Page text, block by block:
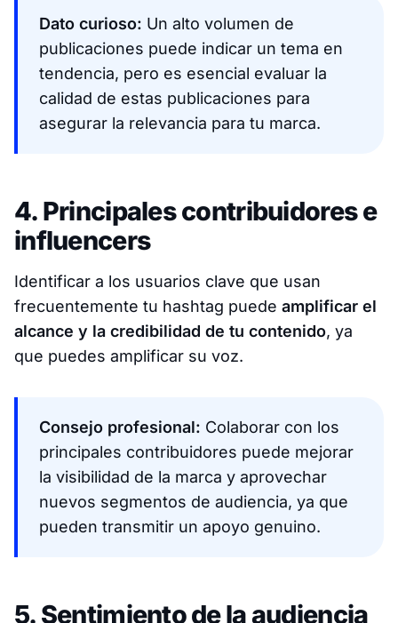
Dato curioso: Un alto volumen de
publicaciones puede indicar un tema en
tendencia, pero es esencial evaluar la
calidad de estas publicaciones para
asegurar la relevancia para tu marca.​
4. Principales contribuidores e
influencers
Identificar a los usuarios clave que usan
frecuentemente tu hashtag puede amplificar el
alcance y la credibilidad de tu contenido, ya
que puedes amplificar su voz.
Consejo profesional: Colaborar con los
principales contribuidores puede mejorar
la visibilidad de la marca y aprovechar
nuevos segmentos de audiencia, ya que
pueden transmitir un apoyo genuino.
5. Sentimiento de la audiencia